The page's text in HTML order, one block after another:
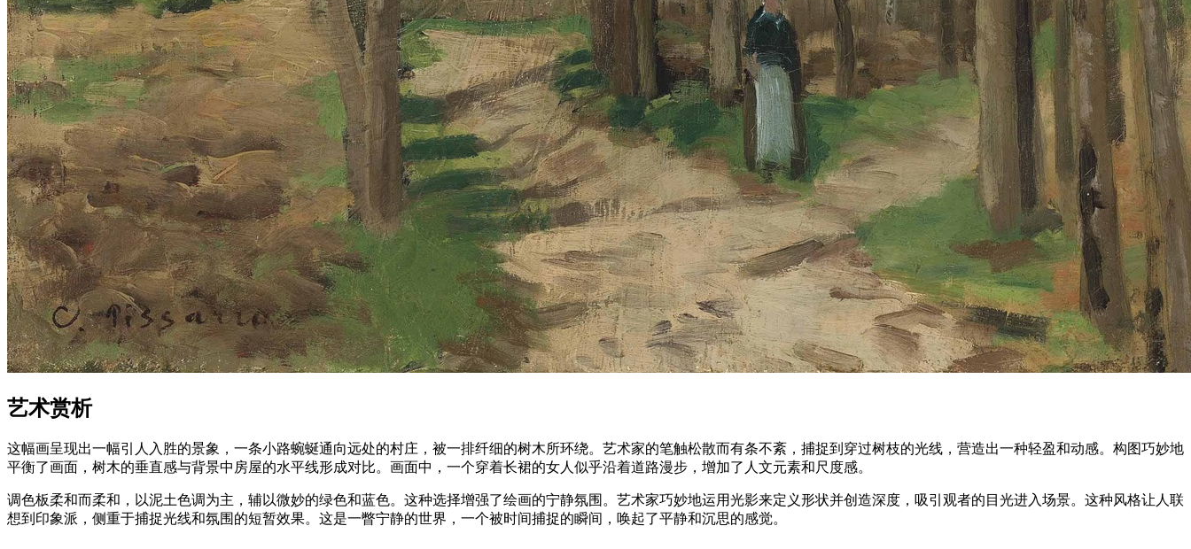
艺术赏析
这幅画呈现出一幅引人入胜的景象，一条小路蜿蜒通向远处的村庄，被一排纤细的树木所环绕。艺术家的笔触松散而有条不紊，捕捉到穿过树枝的光线，营造出一种轻盈和动感。构图巧妙地
平衡了画面，树木的垂直感与背景中房屋的水平线形成对比。画面中，一个穿着长裙的女人似乎沿着道路漫步，增加了人文元素和尺度感。
调色板柔和而柔和，以泥土色调为主，辅以微妙的绿色和蓝色。这种选择增强了绘画的宁静氛围。艺术家巧妙地运用光影来定义形状并创造深度，吸引观者的目光进入场景。这种风格让人联
想到印象派，侧重于捕捉光线和氛围的短暂效果。这是一瞥宁静的世界，一个被时间捕捉的瞬间，唤起了平静和沉思的感觉。